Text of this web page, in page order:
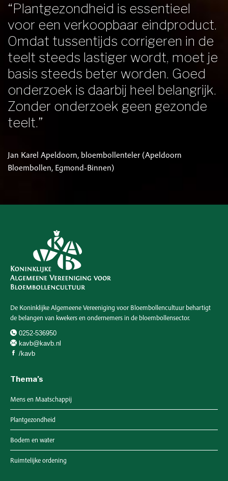
“Plantgezondheid is essentieel
voor een verkoopbaar eindproduct.
Omdat tussentijds corrigeren in de
teelt steeds lastiger wordt, moet je
basis steeds beter worden. Goed
onderzoek is daarbij heel belangrijk.
Zonder onderzoek geen gezonde
teelt.”
Jan Karel Apeldoorn, bloembollenteler (Apeldoorn
Bloembollen, Egmond-Binnen)
De Koninklijke Algemeene Vereeniging voor Bloembollencultuur behartigt
de belangen van kwekers en ondernemers in de bloembollensector.
0252-536950
kavb@kavb.nl
/kavb
Thema’s
Mens en Maatschappij
Plantgezondheid
Bodem en water
Ruimtelijke ordening